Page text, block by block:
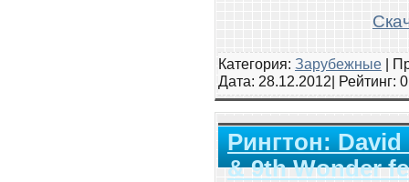
Категория: Зарубежные |
Дата: 28.12.2012| Рейтинг:
Рингтон:
& 9th Wonder